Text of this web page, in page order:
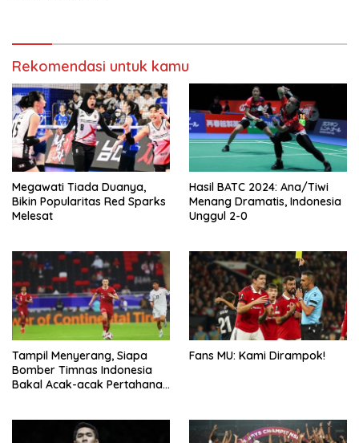
Rekomendasi untuk kamu
Megawati Tiada Duanya,
Bikin Popularitas Red Sparks
Melesat
Hasil BATC 2024: Ana/Tiwi
Menang Dramatis, Indonesia
Unggul 2-0
Tampil Menyerang, Siapa
Bomber Timnas Indonesia
Bakal Acak-acak Pertahanan
Fans MU: Kami Dirampok!